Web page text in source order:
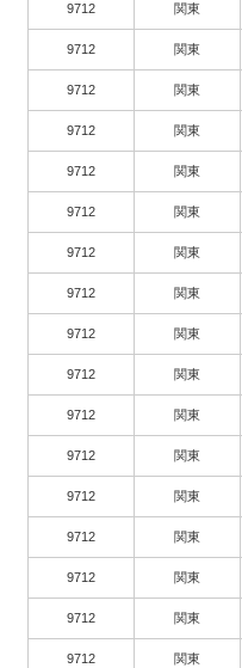
9712 関東
9712 関東
9712 関東
9712 関東
9712 関東
9712 関東
9712 関東
9712 関東
9712 関東
9712 関東
9712 関東
9712 関東
9712 関東
9712 関東
9712 関東
9712 関東
9712 関東